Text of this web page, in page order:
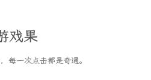
戏果
每一次点击都是奇遇。